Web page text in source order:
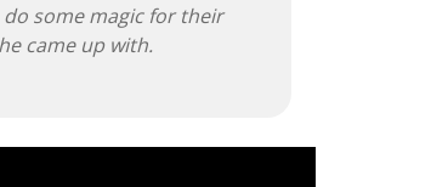
do some magic for their
came up with.